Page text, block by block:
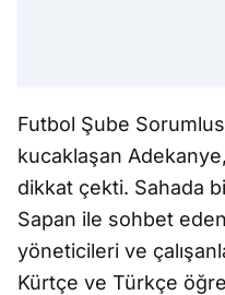
Futbol Şube
kucaklaşan
dikkat çekti. Sahada
Sapan ile sohbet
yöneticileri ve
Kürtçe ve Türkçe